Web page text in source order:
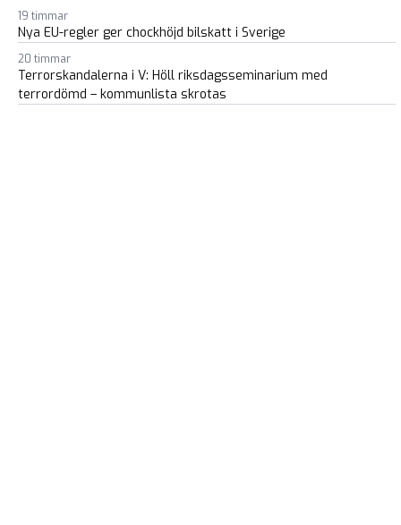
19 timmar
Nya EU-regler ger chockhöjd bilskatt i Sverige
20 timmar
Terrorskandalerna i V: Höll riksdagsseminarium med
terrordömd – kommunlista skrotas